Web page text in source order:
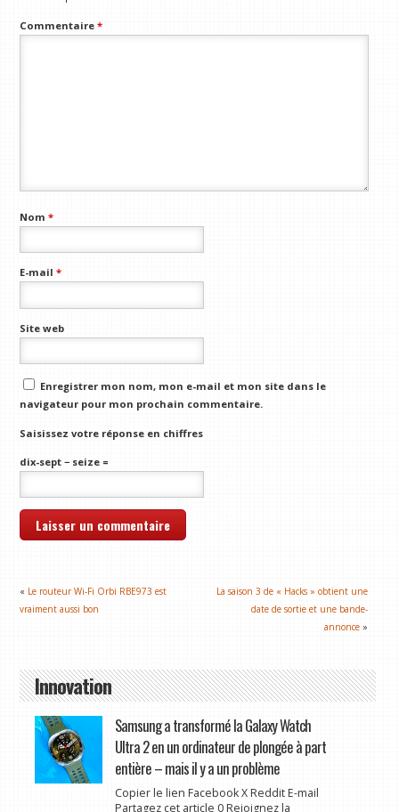
Commentaire*
Nom*
E-mail*
Site web
Enregistrer mon nom, mon e-mail et mon site dans le
navigateur pour mon prochain commentaire.
Saisissez votre réponse en chiffres
dix-sept − seize =
« Le routeur Wi-Fi Orbi RBE973 est
vraiment aussi bon
La saison 3 de « Hacks » obtient une
date de sortie et une bande-
annonce »
Innovation
Samsung a transformé la Galaxy Watch
Ultra 2 en un ordinateur de plongée à part
entière – mais il y a un problème
Copier le lien Facebook X Reddit E-mail
Partagez cet article 0 Rejoignez la